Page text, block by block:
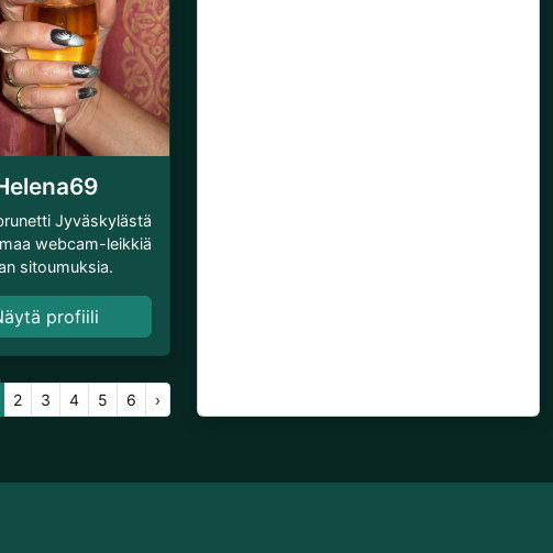
Jyväskylästä
webcam-leikkiä
sitoumuksia.
profiili
2 3 4 5 6 ›